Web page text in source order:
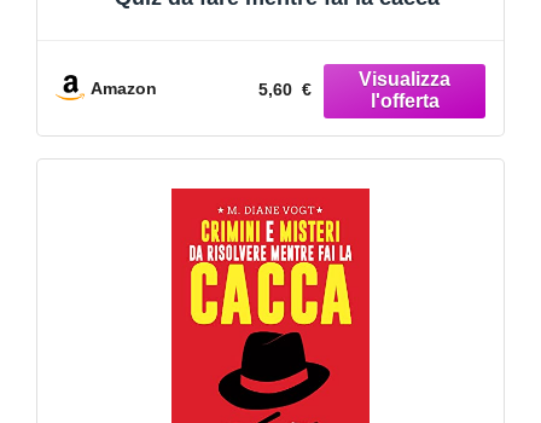
Amazon 5,60 €